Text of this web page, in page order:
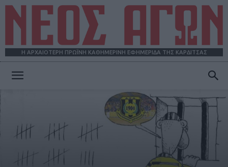
Η ΑΡΧΑΙΟΤΕΡΗ ΠΡΩΪΝΗ ΚΑΘΗΜΕΡΙΝΗ ΕΦΗΜΕΡΙΔΑ ΤΗΣ ΚΑΡΔΙΤΣΑΣ
ΑΓΩΝ